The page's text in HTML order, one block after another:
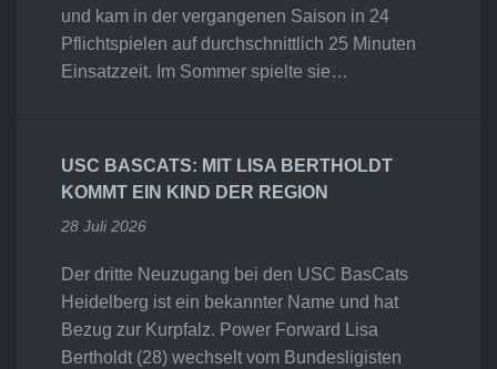
und kam in der vergangenen Saison in 24
Pflichtspielen auf durchschnittlich 25 Minuten
Einsatzzeit. Im Sommer spielte sie…
USC BASCATS: MIT LISA BERTHOLDT
KOMMT EIN KIND DER REGION
28 Juli 2026
Der dritte Neuzugang bei den USC BasCats
Heidelberg ist ein bekannter Name und hat
Bezug zur Kurpfalz. Power Forward Lisa
Bertholdt (28) wechselt vom Bundesligisten